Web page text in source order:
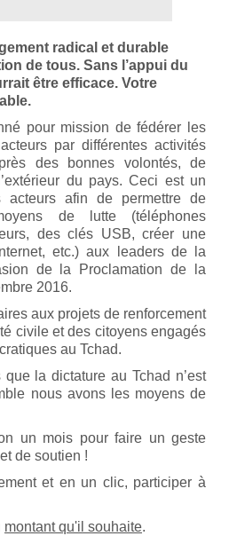
radical et durable
de tous. Sans l’appui du
être efficace. Votre
pour mission de fédérer les
par différentes activités
des bonnes volontés, de
du pays. Ceci est un
afin de permettre de
de lutte (téléphones
des clés USB, créer une
etc.) aux leaders de la
de la Proclamation de la
2016.
aux projets de renforcement
civile et des citoyens engagés
au Tchad.
la dictature au Tchad n’est
nous avons les moyens de
un mois pour faire un geste
de soutien !
et en un clic, participer à
montant qu'il souhaite.